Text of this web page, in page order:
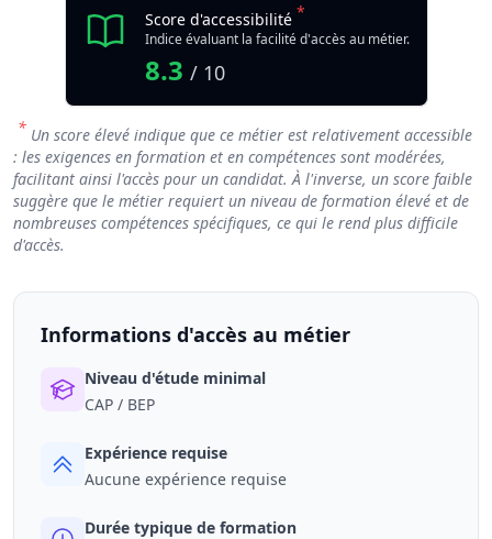
Score d'accessibilité *
Indice évaluant la facilité d'accès au métier.
8.3 / 10
* Un score élevé indique que ce métier est relativement accessible
: les exigences en formation et en compétences sont modérées,
facilitant ainsi l'accès pour un candidat. À l'inverse, un score faible
suggère que le métier requiert un niveau de formation élevé et de
nombreuses compétences spécifiques, ce qui le rend plus difficile
d'accès.
Informations d'accès au métier
Niveau d'étude minimal
CAP / BEP
Expérience requise
Aucune expérience requise
Durée typique de formation